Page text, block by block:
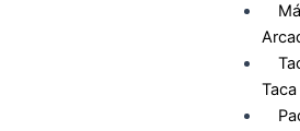
Taca